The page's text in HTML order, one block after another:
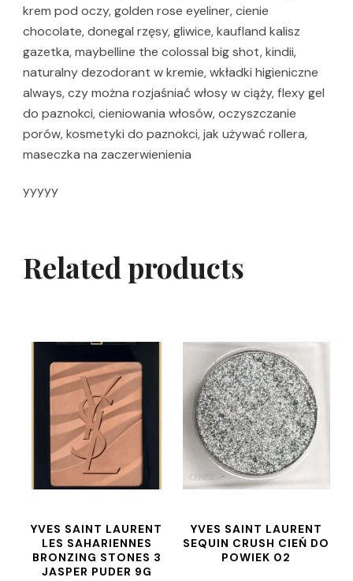
krem pod oczy, golden rose eyeliner, cienie
chocolate, donegal rzęsy, gliwice, kaufland kalisz
gazetka, maybelline the colossal big shot, kindii,
naturalny dezodorant w kremie, wkładki higieniczne
always, czy można rozjaśniać włosy w ciąży, flexy gel
do paznokci, cieniowania włosów, oczyszczanie
porów, kosmetyki do paznokci, jak używać rollera,
maseczka na zaczerwienienia
yyyyy
Related products
YVES SAINT LAURENT
LES SAHARIENNES
BRONZING STONES 3
JASPER PUDER 9G
YVES SAINT LAURENT
SEQUIN CRUSH CIEŃ DO
POWIEK 02